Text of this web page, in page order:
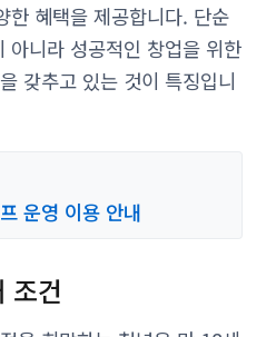
한 혜택을 제공합니다. 단순
아니라 성공적인 창업을 위한
갖추고 있는 것이 특징입니
운영 이용 안내
조건